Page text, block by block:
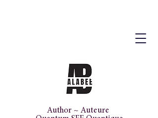
Author ~ Auteure